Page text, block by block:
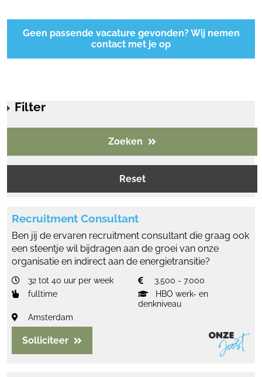
Geen passende vacature gevonden? Wij nemen
contact met je op
Filter
Zoeken
Reset
Recruitment Consultant
Ben jij de ervaren recruitment consultant die graag ook
een steentje wil bijdragen aan de groei van onze
organisatie en indirect aan de energietransitie?
32 tot 40 uur per week
3.500 - 7.000
fulltime
HBO werk- en
denkniveau
Amsterdam
Solliciteer